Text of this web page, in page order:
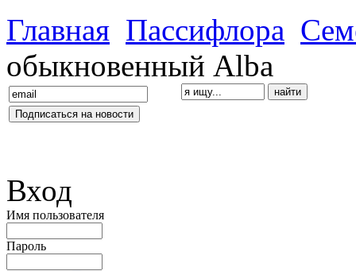
Главная Пассифлора
обыкновенный Alba
Вход
Имя пользователя
Пароль